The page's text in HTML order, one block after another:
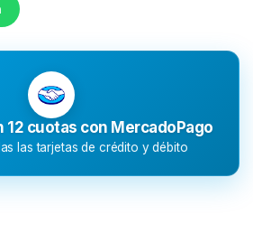
12 cuotas con MercadoPago
las tarjetas de crédito y débito